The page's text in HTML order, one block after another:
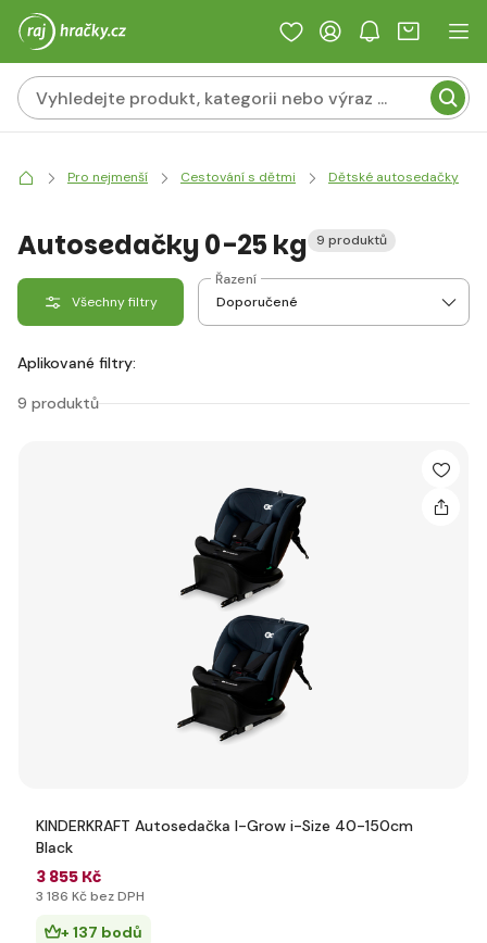
Pro nejmenší Cestování s dětmi Dětské autosedačky
Autosedačky 0-25 kg 9 produktů
Všechny filtry
Řazení
Aplikované filtry:
9 produktů
KINDERKRAFT Autosedačka I-Grow i-Size 40-150cm
Black
3 855 Kč
3 186 Kč bez DPH
+ 137 bodů